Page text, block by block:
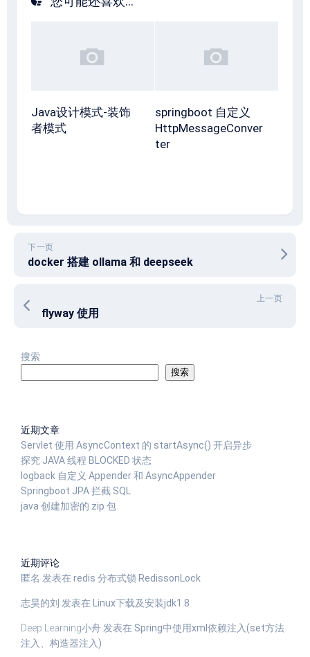
Java设计模式-装饰
者模式
springboot 自定义
HttpMessageConver
ter
下一页
docker 搭建 ollama 和 deepseek
上一页
flyway 使用
搜索
搜索
近期文章
Servlet 使用 AsyncContext 的 startAsync() 开启异步
探究 JAVA 线程 BLOCKED 状态
logback 自定义 Appender 和 AsyncAppender
Springboot JPA 拦截 SQL
java 创建加密的 zip 包
近期评论
匿名 发表在 redis 分布式锁 RedissonLock
志昊的刘 发表在 Linux下载及安装jdk1.8
Deep Learning小舟发表在 Spring中使用xml依赖注入(set方法
注入、构造器注入)